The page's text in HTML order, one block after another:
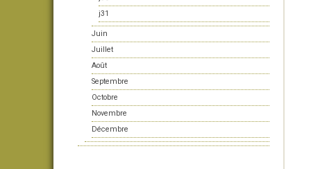
j31
Juin
Juillet
Août
Septembre
Octobre
Novembre
Décembre